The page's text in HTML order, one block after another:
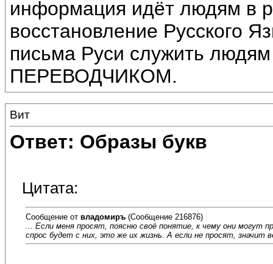
информация идёт людям в
восстановление Русского
письма Руси служить
ПЕРЕВОДЧИКОМ.
Вит
Ответ: Образы букв
Цитата:
Сообщение от владомиръ (Сообщение 216876)
... Если меня просят, поясню своё понятие, к чему они
спрос будет с них, это же их жизнь. А если не просят,